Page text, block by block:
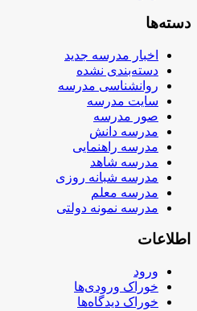
دسته‌ها
اخبار مدرسه جدید
دسته‌بندی نشده
روانشناسی مدرسه
سایت مدرسه
صور مدرسه
مدرسه دانش
مدرسه راهنمایی
مدرسه شاهد
مدرسه شبانه روزی
مدرسه معلم
مدرسه نمونه دولتی
اطلاعات
ورود
خوراک ورودی‌ها
خوراک دیدگاه‌ها